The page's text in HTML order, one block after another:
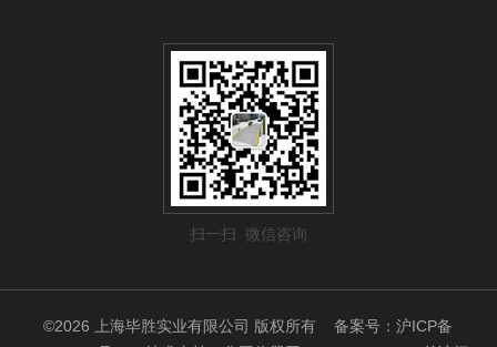
扫一扫 微信咨询
©2026 上海毕胜实业有限公司 版权所有备案号：沪ICP备